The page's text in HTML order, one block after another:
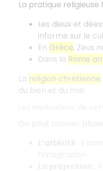
La pratique religieuse
Les dieux et
informe sur le
En Grèce, Zeus
Dans la Rome
La religion chrétienne
du bien et du mal.